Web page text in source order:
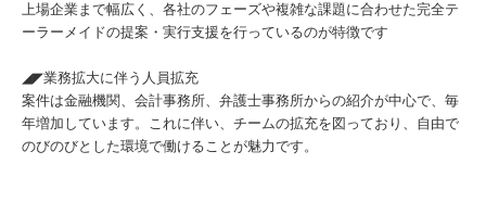
上場企業まで幅広く、各社のフェーズや複雑な課題に合わせた完全テ
ーラーメイドの提案・実行支援を行っているのが特徴です
◢◤業務拡大に伴う人員拡充
案件は金融機関、会計事務所、弁護士事務所からの紹介が中心で、毎
年増加しています。これに伴い、チームの拡充を図っており、自由で
のびのびとした環境で働けることが魅力です。